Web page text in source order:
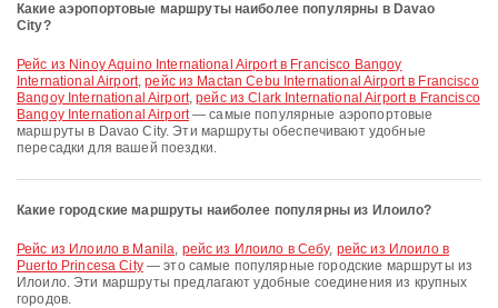
Какие аэропортовые маршруты наиболее популярны в Davao
City?
рейс из Ninoy Aquino International Airport в Francisco Bangoy
International Airport,рейс из Mactan Cebu International Airport в Francisco
Bangoy International Airport,рейс из Clark International Airport в Francisco
Bangoy International Airport— самые популярные аэропортовые
маршруты в Davao City. Эти маршруты обеспечивают удобные
пересадки для вашей поездки.
Какие городские маршруты наиболее популярны из Илоило?
рейс из Илоило в Manila, рейс из Илоило в Себу, рейс из Илоило в
Puerto Princesa City— это самые популярные городские маршруты из
Илоило. Эти маршруты предлагают удобные соединения из крупных
городов.